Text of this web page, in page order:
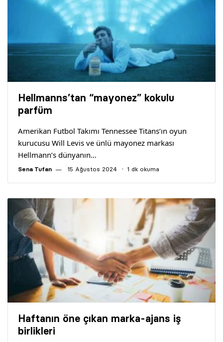
Hellmanns’tan “mayonez” kokulu
parfüm
Amerikan Futbol Takımı Tennessee Titans‘ın oyun
kurucusu Will Levis ve ünlü mayonez markası
Hellmann’s dünyanın…
Sena Tufan 15 Ağustos 2024 1 dk okuma
Haftanın öne çıkan marka-ajans iş
birlikleri